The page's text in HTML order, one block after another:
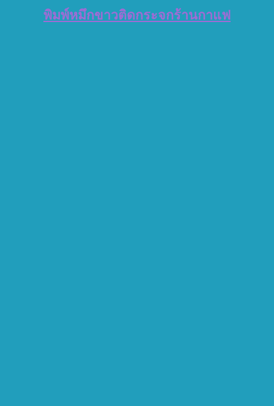
พิมพ์หมึกขาวติดกระจกร้านกาแฟ